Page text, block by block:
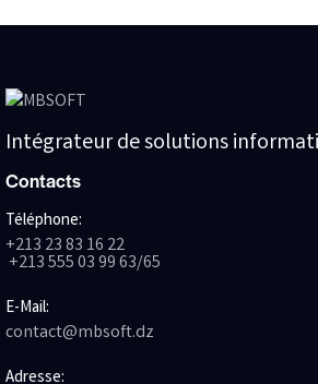
Intégrateur de solutions
Contacts
Téléphone:
+213 23 83 16 22
+213 555 03 99 63/65
E-Mail:
contact@mbsoft.dz
Adresse: